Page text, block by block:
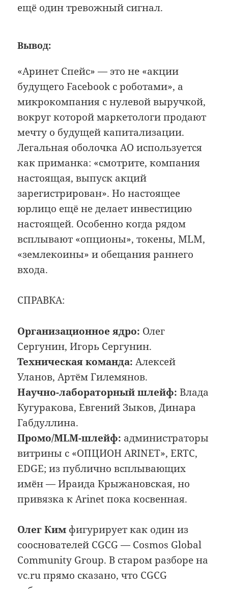
ещё один тревожный сигнал.
Вывод:
«Аринет Спейс» — это не «акции
будущего Facebook с роботами», а
микрокомпания с нулевой выручкой,
вокруг которой маркетологи продают
мечту о будущей капитализации.
Легальная оболочка АО используется
как приманка: «смотрите, компания
настоящая, выпуск акций
зарегистрирован». Но настоящее
юрлицо ещё не делает инвестицию
настоящей. Особенно когда рядом
всплывают «опционы», токены, MLM,
«землекоины» и обещания раннего
входа.
СПРАВКА:
Организационное ядро: Олег
Сергунин, Игорь Сергунин.
Техническая команда: Алексей
Уланов, Артём Гилемянов.
Научно-лабораторный шлейф: Влада
Кугуракова, Евгений Зыков, Динара
Габдуллина.
Промо/MLM-шлейф: администраторы
витрины с «ОПЦИОН ARINET», ERTC,
EDGE; из публично всплывающих
имён — Ираида Крыжановская, но
привязка к Arinet пока косвенная.
Олег Ким фигурирует как один из
сооснователей CGCG — Cosmos Global
Community Group. В старом разборе на
vc.ru прямо сказано, что CGCG